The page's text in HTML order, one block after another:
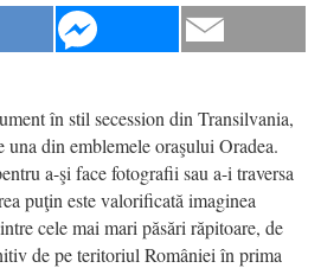
în stil secession din Transilvania,
din emblemele oraşului Oradea.
a-şi face fotografii sau a-i traversa
puţin este valorificată imaginea
cele mai mari păsări răpitoare, de
de pe teritoriul României în prima